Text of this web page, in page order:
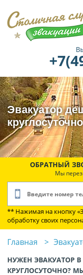
Эвакуатор
круглосуточно
ОБРАТНЫЙ
Мы
** Нажимая на кнопку
обработку своих
Главная
НУЖЕН ЭВАКУАТОР
КРУГЛОСУТОЧНО?